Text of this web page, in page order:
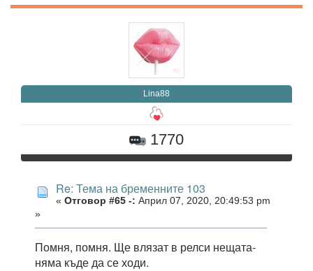
Lina88
1770
Re: Тема на бременните 103
« Отговор #65 -: Април 07, 2020, 20:49:53 pm
»
Помня, помня. Ще влязат в релси нещата-
няма къде да се ходи.